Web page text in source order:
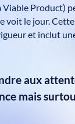
Viable Product)
voit le jour.
et inclut
aux a
mais